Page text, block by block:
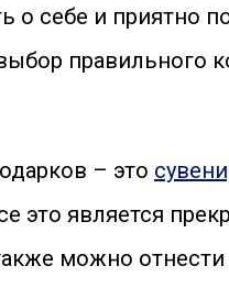
себе и приятно
– это
является
можно